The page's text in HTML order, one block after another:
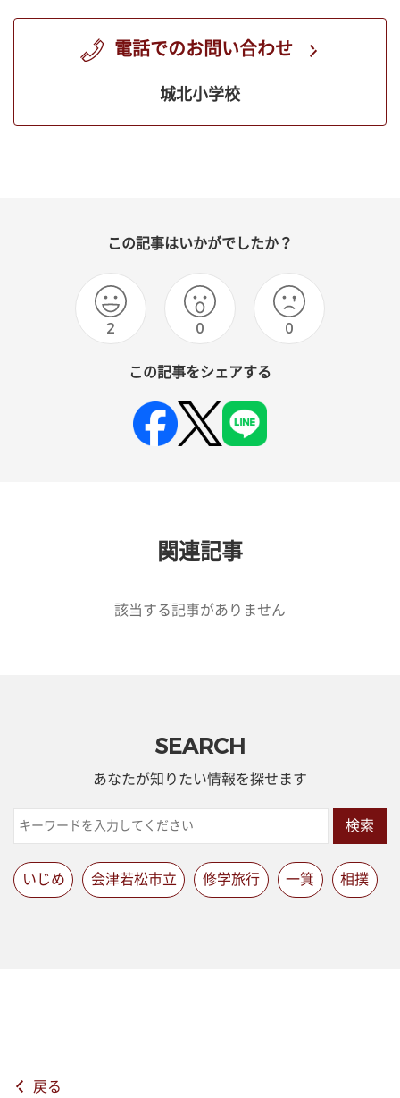
電話でのお問い合わせ
城北小学校
この記事はいかがでしたか？
2 0 0
この記事をシェアする
関連記事
該当する記事がありません
SEARCH
あなたが知りたい情報を探せます
検索
いじめ 会津若松市立 修学旅行 一箕 相撲
戻る